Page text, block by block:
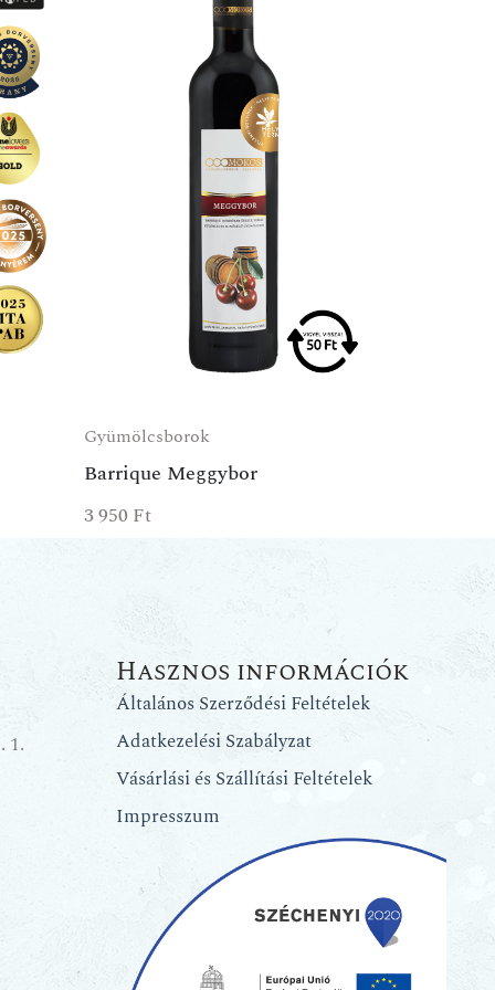
Gyümölcsborok
Barrique Meggybor
3 950 Ft
1.
Hasznos információk
Általános Szerződési Feltételek
Adatkezelési Szabályzat
Vásárlási és Szállítási Feltételek
Impresszum